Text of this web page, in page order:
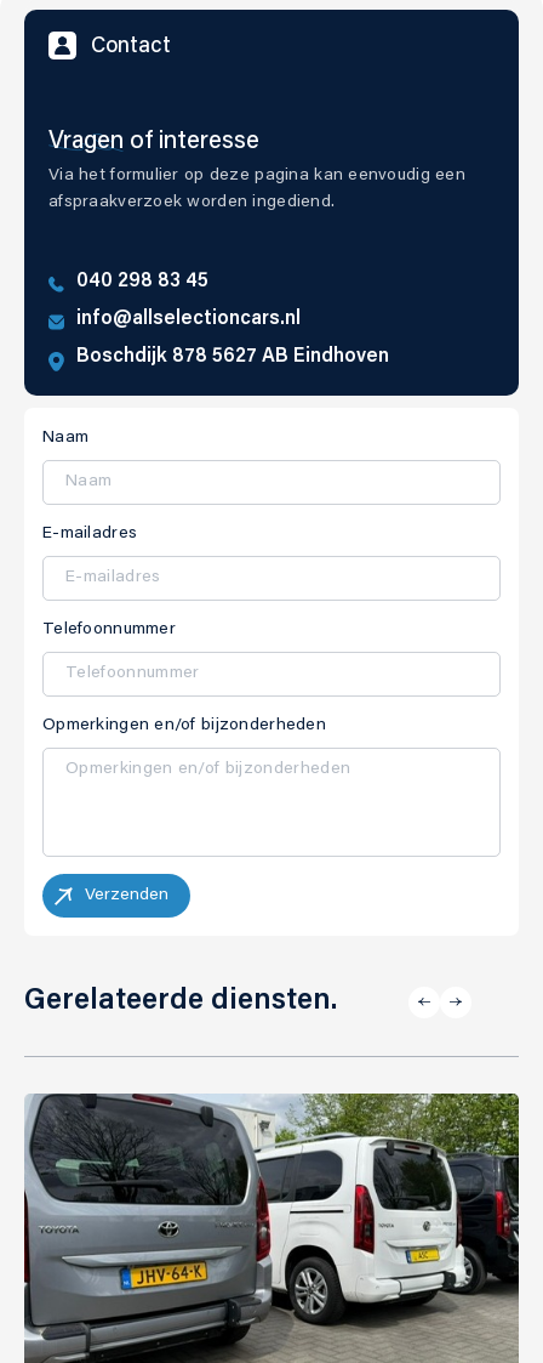
Contact
Vragen of interesse
Via het formulier op deze pagina kan eenvoudig een
afspraakverzoek worden ingediend.
040 298 83 45
info@allselectioncars.nl
Boschdijk 878 5627 AB Eindhoven
Naam
E-mailadres
Telefoonnummer
Opmerkingen en/of bijzonderheden
Verzenden
Gerelateerde diensten.